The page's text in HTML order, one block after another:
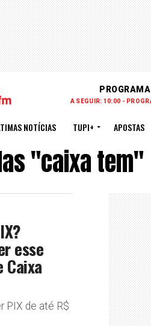
A SEGUIR: 10:00 -
NOTÍCIAS TUPI+ APOSTAS
"caixa tem"
esse
Caixa
PIX de até R$